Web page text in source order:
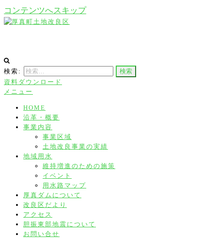
コンテンツへスキップ
検索:
資料ダウンロード
メニュー
HOME
沿革・概要
事業内容
事業区域
土地改良事業の実績
地域用水
維持増進のための施策
イベント
用水路マップ
厚真ダムについて
改良区だより
アクセス
胆振東部地震について
お問い合せ